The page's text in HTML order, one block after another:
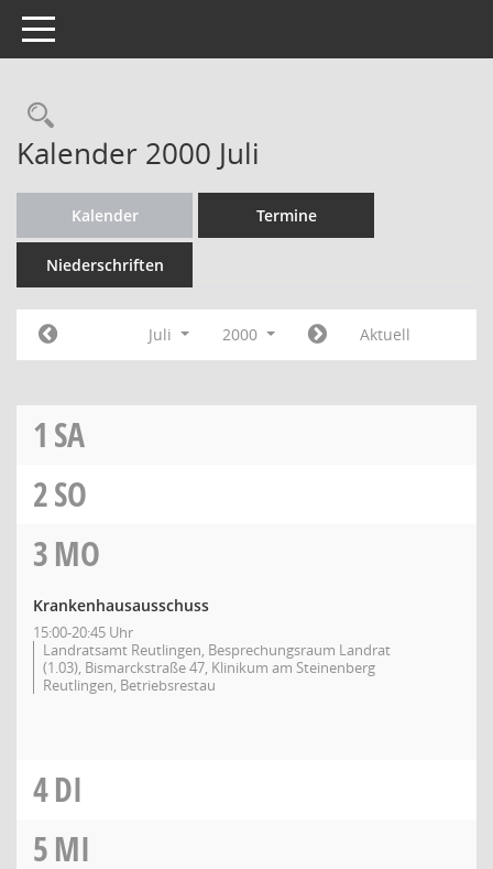
Toggle navigation
Rechercheauswahl
Kalender 2000 Juli
Kalender Termine
Niederschriften
Juli 2000 Aktuell
1 SA
2SO
3MO
Krankenhausausschuss
15:00-20:45 Uhr
Landratsamt Reutlingen, Besprechungsraum Landrat
(1.03), Bismarckstraße 47, Klinikum am Steinenberg
Reutlingen, Betriebsrestau
4DI
5MI